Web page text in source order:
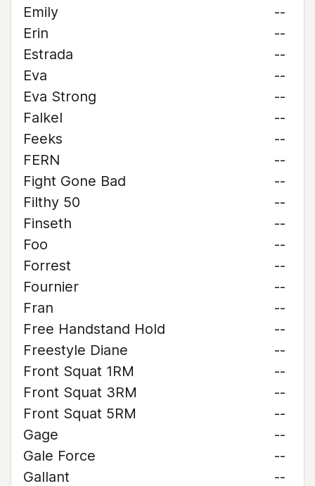
Emily
--
Erin
--
Estrada
--
Eva
--
Eva Strong
--
Falkel
--
Feeks
--
FERN
--
Fight Gone Bad
--
Filthy 50
--
Finseth
--
Foo
--
Forrest
--
Fournier
--
Fran
--
Free Handstand Hold
--
Freestyle Diane
--
Front Squat 1RM
--
Front Squat 3RM
--
Front Squat 5RM
--
Gage
--
Gale Force
--
Gallant
--